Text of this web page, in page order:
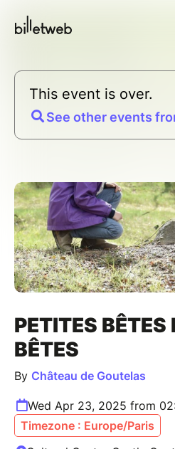
This event is over.
See other events
PETITES BÊTES
BÊTES
By Château de Goutelas
Wed Apr 23, 2025 from
Timezone : Europe/Paris